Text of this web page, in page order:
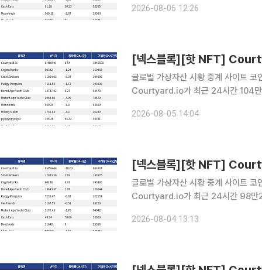
량 72만1578달러를 기록하며 바닥
2026-08-06 12:26
글로벌 가상자산 시황 중계 사이트
Courtyard.io가 최근 24시간 104만
량 16만9483달러를 기록하며 바닥
2026-08-05 14:04
글로벌 가상자산 시황 중계 사이트
Courtyard.io가 최근 24시간 98만
거래량 18만3576달러를 기록하며 바
2026-08-04 13:13